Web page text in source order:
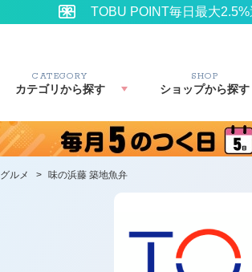
TOBU POINT毎日最大
CATEGORY
カテゴリから探す
SHOP
ショップから探す
グルメ > 味の浜藤 築地魚弁